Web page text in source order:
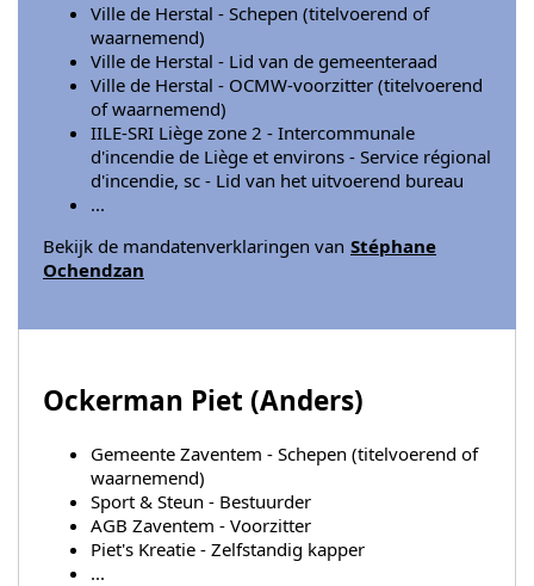
Ville de Herstal - Schepen (titelvoerend of
waarnemend)
Ville de Herstal - Lid van de gemeenteraad
Ville de Herstal - OCMW-voorzitter (titelvoerend
of waarnemend)
IILE-SRI Liège zone 2 - Intercommunale
d'incendie de Liège et environs - Service régional
d'incendie, sc - Lid van het uitvoerend bureau
...
Bekijk de mandatenverklaringen van Stéphane
Ochendzan
Ockerman Piet (Anders)
Gemeente Zaventem - Schepen (titelvoerend of
waarnemend)
Sport & Steun - Bestuurder
AGB Zaventem - Voorzitter
Piet's Kreatie - Zelfstandig kapper
...